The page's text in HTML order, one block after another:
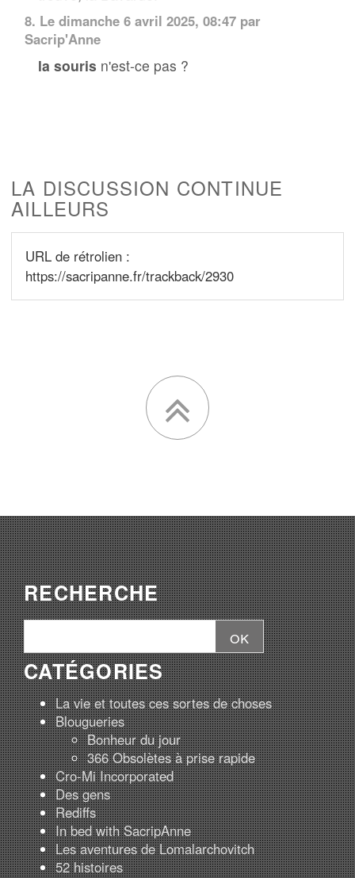
8. Le dimanche 6 avril 2025, 08:47 par
Sacrip'Anne
la souris n'est-ce pas ?
LA DISCUSSION CONTINUE
AILLEURS
URL de rétrolien :
https://sacripanne.fr/trackback/2930
RECHERCHE
CATÉGORIES
La vie et toutes ces sortes de choses
Blougueries
Bonheur du jour
366 Obsolètes à prise rapide
Cro-Mi Incorporated
Des gens
Rediffs
In bed with SacripAnne
Les aventures de Lomalarchovitch
52 histoires